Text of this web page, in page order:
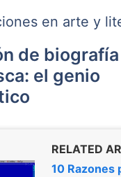
en arte y
de
el genio
RELATED
10 Razones